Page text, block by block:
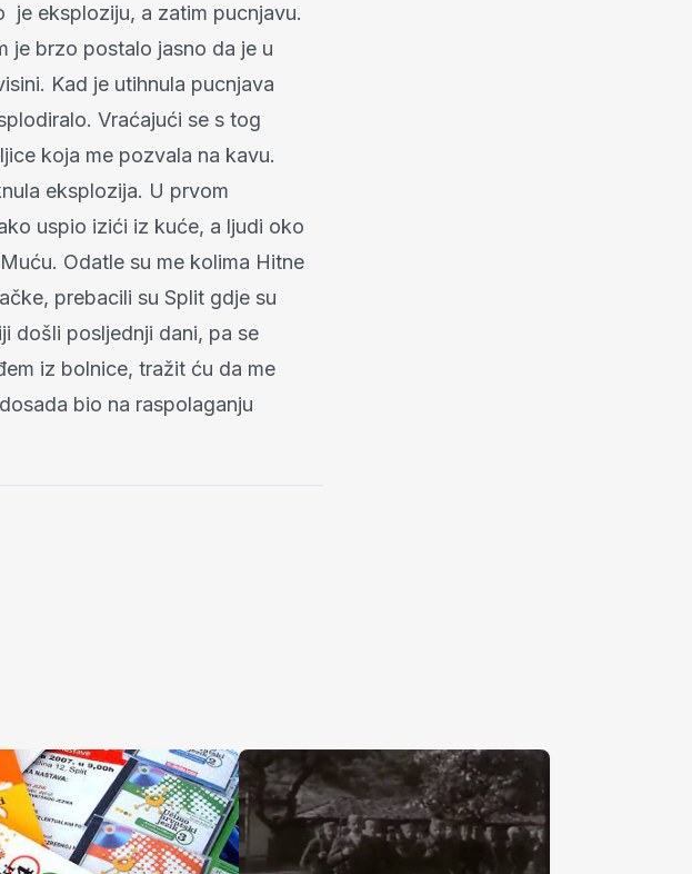
je eksploziju, a zatim pucnjavu.
je brzo postalo jasno da je u
Kad je utihnula pucnjava
Vraćajući se s tog
koja me pozvala na kavu.
eksplozija. U prvom
uspio izići iz kuće, a ljudi oko
Odatle su me kolima Hitne
prebacili su Split gdje su
došli posljednji dani, pa se
iz bolnice, tražit ću da me
bio na raspolaganju